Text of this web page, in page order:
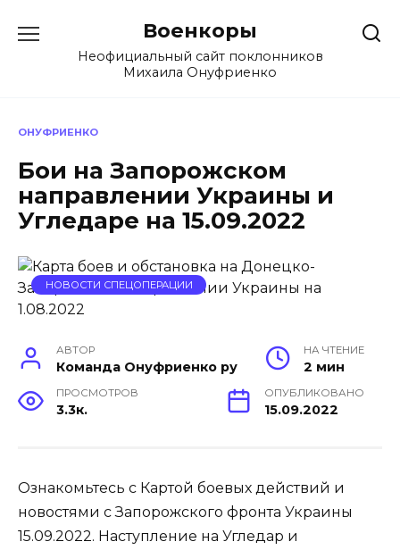
содержанию
Военкоры
Неофициальный сайт поклонников
Михаила Онуфриенко
ОНУФРИЕНКО
Бои на Запорожском
направлении Украины и
Угледаре на 15.09.2022
НОВОСТИ СПЕЦОПЕРАЦИИ
АВТОР
Команда Онуфриенко ру
НА ЧТЕНИЕ
2 мин
ПРОСМОТРОВ
3.3к.
ОПУБЛИКОВАНО
15.09.2022
Ознакомьтесь с Картой боевых действий и
новостями с Запорожского фронта Украины
15.09.2022. Наступление на Угледар и